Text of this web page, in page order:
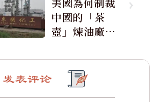
中國的「茶
壺」煉油廠與4
发表评论